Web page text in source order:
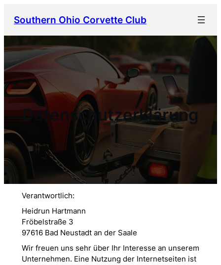
InhaltSouthern Ohio Corvette Club
Datenschutzerklärung
Verantwortlich:
Heidrun Hartmann
Fröbelstraße 3
97616 Bad Neustadt an der Saale
Wir freuen uns sehr über Ihr Interesse an unserem
Unternehmen. Eine Nutzung der Internetseiten ist